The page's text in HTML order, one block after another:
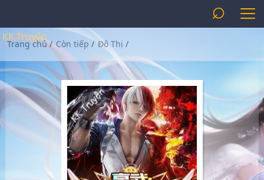
KK Truyện
⌕
Trang chủ / Còn tiếp / Đô Thị /